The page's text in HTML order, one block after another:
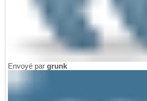
Envoyé par grunk